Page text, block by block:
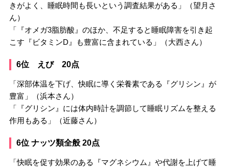
きがよく、睡眠時間も長いという調査結果がある」（望月さ
ん）
「『オメガ3脂肪酸』のほか、不足すると睡眠障害を引き起
こす『ビタミンD』も豊富に含まれている」（大西さん）
6位 えび 20点
「深部体温を下げ、快眠に導く栄養素である『グリシン』が
豊富」（浜本さん）
「『グリシン』には体内時計を調節して睡眠リズムを整える
作用もある」（近藤さん）
6位 ナッツ類全般 20点
「快眠を促す効果のある『マグネシウム』や代謝を上げて睡